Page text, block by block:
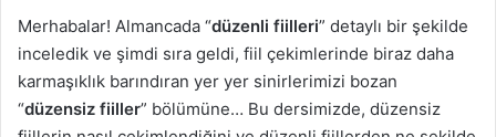
Merhabalar! Almancada “düzenli fiilleri” detaylı bir şekilde
inceledik ve şimdi sıra geldi, fiil çekimlerinde biraz daha
karmaşıklık barındıran yer yer sinirlerimizi bozan
“düzensiz fiiller” bölümüne… Bu dersimizde, düzensiz